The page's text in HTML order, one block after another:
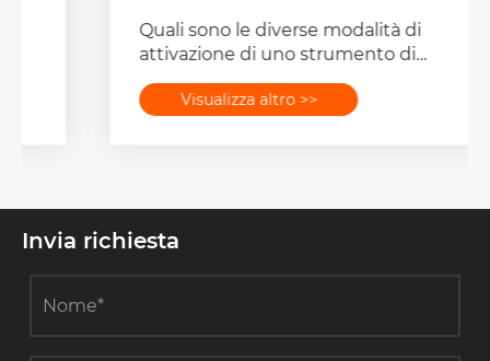
Quali sono le diverse modalità di
attivazione di uno strumento di
crimpatura idraulico?
Visualizza altro >>
Invia richiesta